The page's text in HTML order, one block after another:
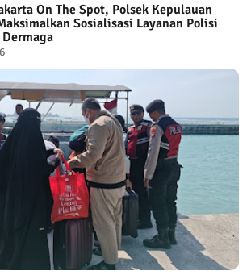
On The Spot, Polsek Kepulauan
Sosialisasi Layanan Polisi